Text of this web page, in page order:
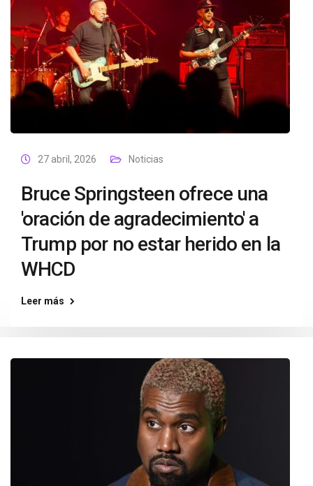
27 abril, 2026 Noticias
Bruce Springsteen ofrece una
'oración de agradecimiento' a
Trump por no estar herido en la
WHCD
Leer más